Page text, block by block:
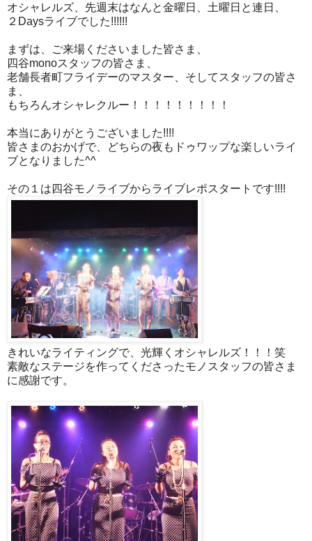
オシャレルズ、先週末はなんと金曜日、土曜日と連日、
２Daysライブでした!!!!!!
まずは、ご来場くださいました皆さま、
四谷monoスタッフの皆さま、
老舗長者町フライデーのマスター、そしてスタッフの皆さ
ま、
もちろんオシャレクルー！！！！！！！！！
本当にありがとうございました!!!!
皆さまのおかげで、どちらの夜もドゥワップな楽しいライ
ブとなりました^^
その１は四谷モノライブからライブレポスタートです!!!!
きれいなライティングで、光輝くオシャレルズ！！！笑
素敵なステージを作ってくださったモノスタッフの皆さま
に感謝です。